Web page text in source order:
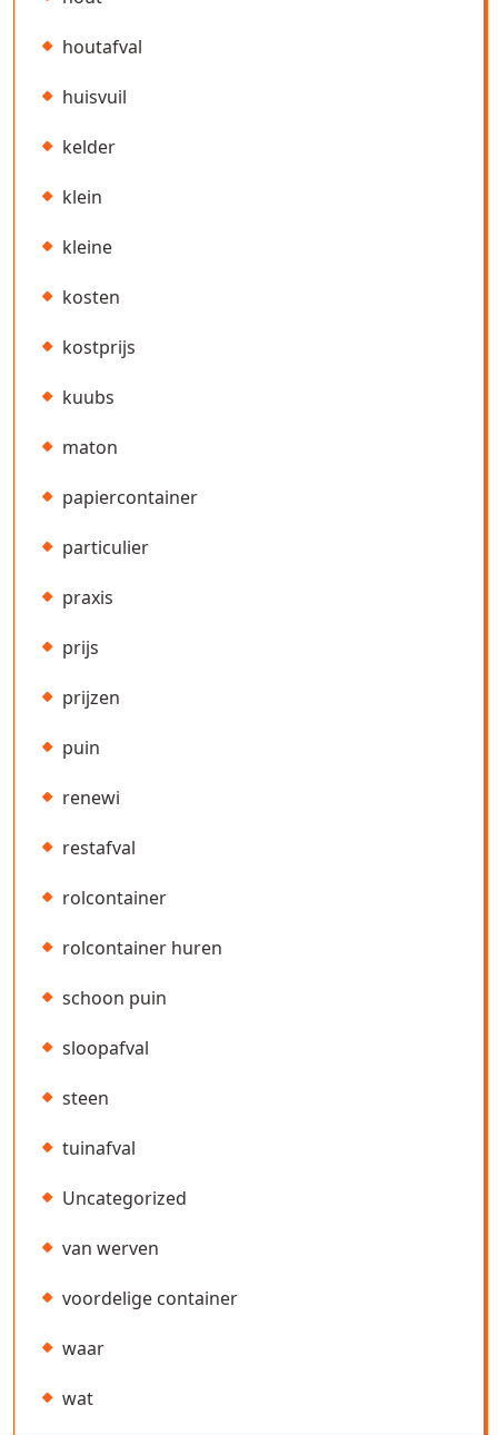
houtafval
huisvuil
kelder
klein
kleine
kosten
kostprijs
kuubs
maton
papiercontainer
particulier
praxis
prijs
prijzen
puin
renewi
restafval
rolcontainer
rolcontainer huren
schoon puin
sloopafval
steen
tuinafval
Uncategorized
van werven
voordelige container
waar
wat